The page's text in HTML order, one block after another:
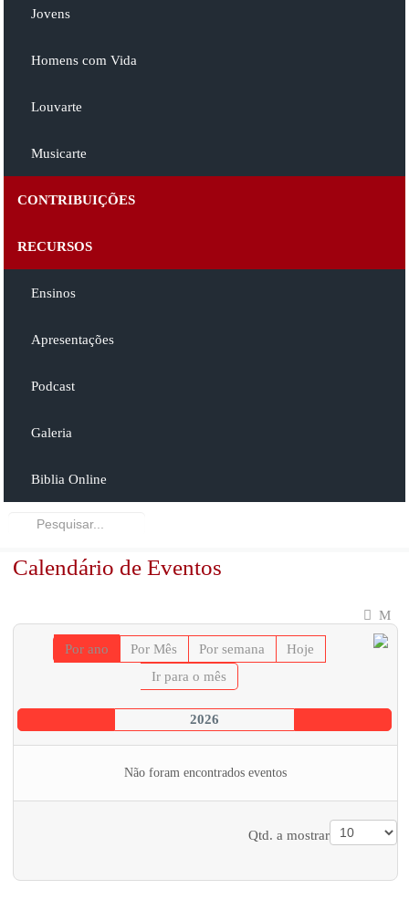
Jovens
Homens com Vida
Louvarte
Musicarte
CONTRIBUIÇÕES
RECURSOS
Ensinos
Apresentações
Podcast
Galeria
Biblia Online
Pesquisar...
Calendário de Eventos
Por ano Por Mês Por semana
Hoje
Ir para o mês
2026
Não foram encontrados eventos
Qtd. a mostrar